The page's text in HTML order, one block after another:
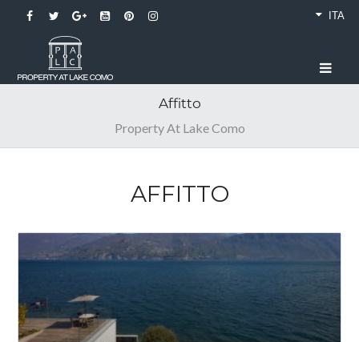
ITA
Affitto
Property At Lake Como
AFFITTO